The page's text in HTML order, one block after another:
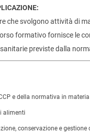
che svolgono attività di
formativo fornisce le
previste dalla
e della normativa in
alimenti
conservazione e gestione